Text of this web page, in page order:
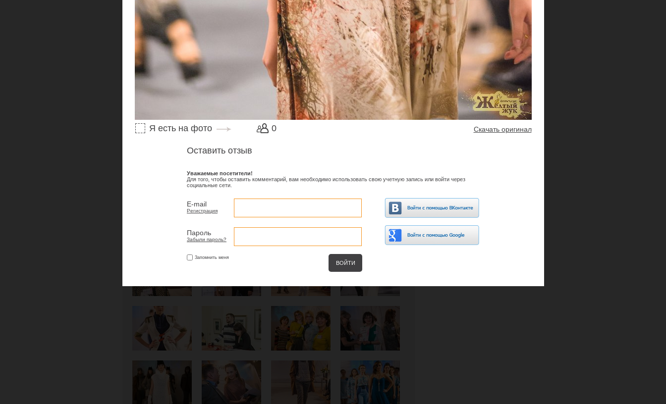
Скачать оригинал
0
Я есть на фото
Оставить отзыв
Уважаемые посетители!
Для того, чтобы оставить комментарий, вам необходимо использовать свою учетную запись или войти через
социальные сети.
E-mail
Регистрация
Пароль
Забыли пароль?
Запомнить меня